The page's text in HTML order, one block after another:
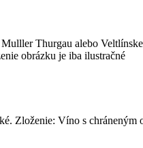
Thurgau alebo
obrázku je iba ilustračné
Zloženie: Víno s